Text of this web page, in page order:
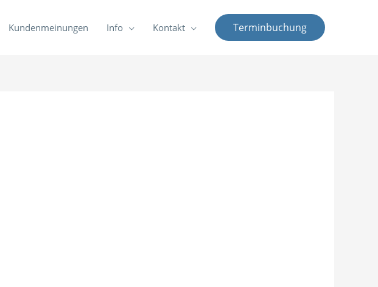
Kundenmeinungen Info Kontakt Terminbuchung